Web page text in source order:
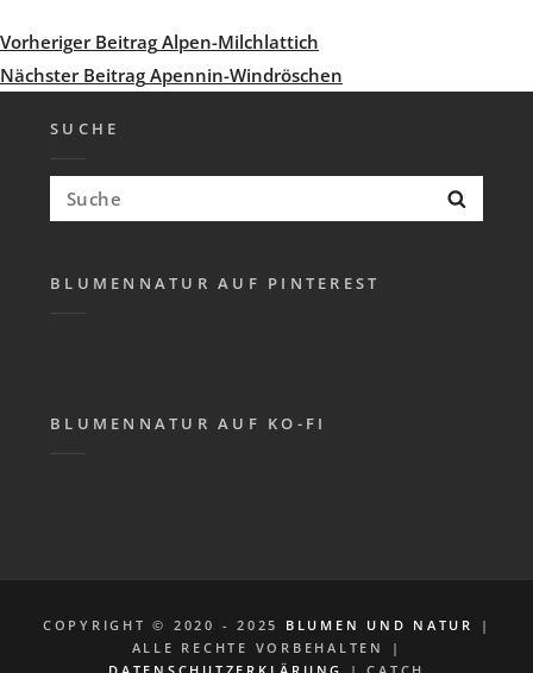
Beitragsnavigation
Vorheriger
Beitrag
Vorheriger Beitrag Alpen-Milchlattich
Nächster
Nächster Beitrag Apennin-Windröschen
SUCHE
Suchen
nach:
BLUMENNATUR AUF PINTEREST
BLUMENNATUR AUF KO-FI
COPYRIGHT © 2020 - 2025 BLUMEN UND NATUR
|
ALLE RECHTE VORBEHALTEN |